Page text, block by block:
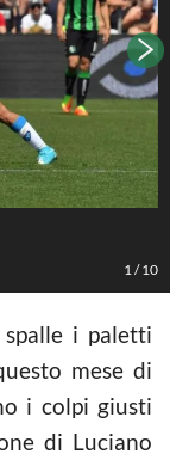
1 /10
i paletti
mese di
i colpi giusti
di Luciano